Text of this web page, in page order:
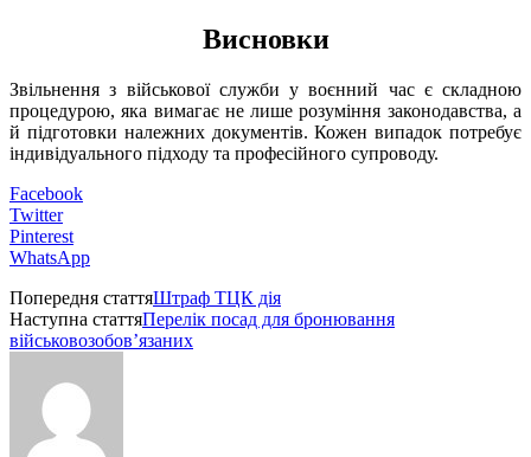
Висновки
Звільнення з військової служби у воєнний час є складною
процедурою, яка вимагає не лише розуміння законодавства, а
й підготовки належних документів. Кожен випадок потребує
індивідуального підходу та професійного супроводу.
Facebook
Twitter
Pinterest
WhatsApp
Попередня статтяШтраф ТЦК дія
Наступна статтяПерелік посад для бронювання
військовозобов’язаних